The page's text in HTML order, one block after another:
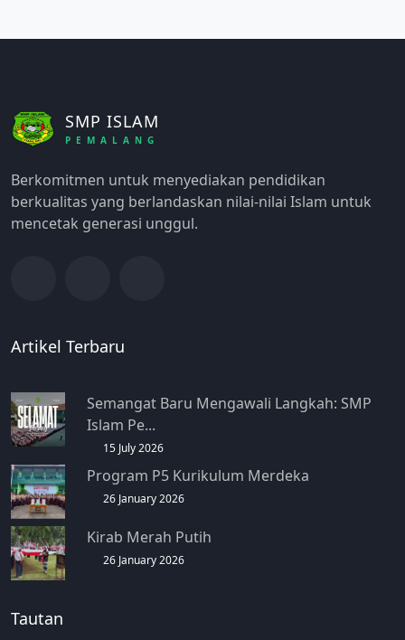
SMP ISLAM
PEMALANG
Berkomitmen untuk menyediakan pendidikan
berkualitas yang berlandaskan nilai-nilai Islam untuk
mencetak generasi unggul.
Artikel Terbaru
Semangat Baru Mengawali Langkah: SMP
Islam Pe...
15 July 2026
Program P5 Kurikulum Merdeka
26 January 2026
Kirab Merah Putih
26 January 2026
Tautan